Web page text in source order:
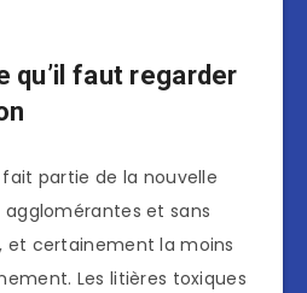
qu’il faut regarder
fait partie de la nouvelle
et sans
et certainement la moins
Les litières toxiques